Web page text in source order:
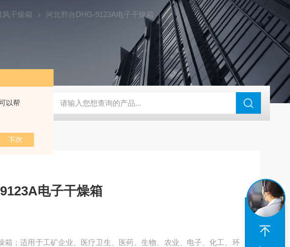
以帮
风干燥箱 河北邢台DHG-9123A电子干燥箱
风干燥箱，不锈钢干燥箱，烘箱控温范围300℃ DHG-9070B（70
电子干燥箱
箱；适用于工矿企业、医疗卫生、医药、生物、农业、电子、化工、环